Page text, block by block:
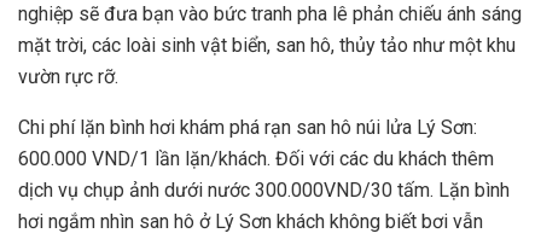
nghiệp sẽ đưa bạn vào bức tranh pha lê phản chiếu ánh sáng
mặt trời, các loài sinh vật biển, san hô, thủy tảo như một khu
vườn rực rỡ.
Chi phí lặn bình hơi khám phá rạn san hô núi lửa Lý Sơn:
600.000 VND/1 lần lặn/khách. Đối với các du khách thêm
dịch vụ chụp ảnh dưới nước 300.000VND/30 tấm. Lặn bình
hơi ngắm nhìn san hô ở Lý Sơn khách không biết bơi vẫn